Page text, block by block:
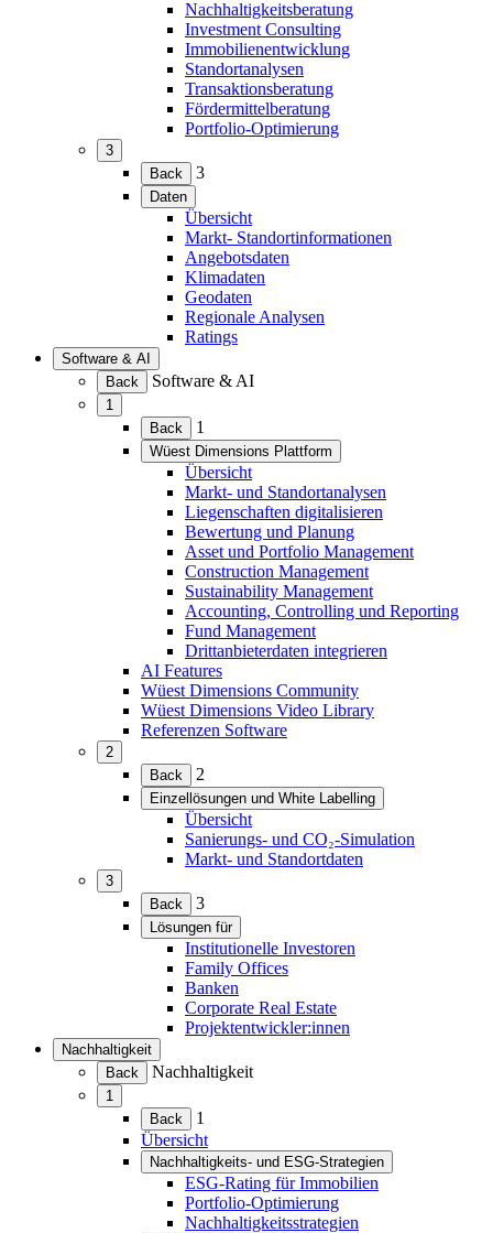
Nachhaltigkeitsberatung
Investment Consulting
Immobilienentwicklung
Standortanalysen
Transaktionsberatung
Fördermittelberatung
Portfolio-Optimierung
3
(Menü
erweitern)
Back 3
Daten
(Menü
erweitern)
Übersicht
Markt- Standortinformationen
Angebotsdaten
Klimadaten
Geodaten
Regionale Analysen
Ratings
Software & AI
(Menü
erweitern)
Back Software & AI
1
(Menü
erweitern)
Back 1
Wüest Dimensions Plattform
(Menü
erweitern)
Übersicht
Markt- und Standortanalysen
Liegenschaften digitalisieren
Bewertung und Planung
Asset und Portfolio Management
Construction Management
Sustainability Management
Accounting, Controlling und Reporting
Fund Management
Drittanbieterdaten integrieren
AI Features
Wüest Dimensions Community
Wüest Dimensions Video Library
Referenzen Software
2
(Menü
erweitern)
Back 2
Einzellösungen und White Labelling
(Menü
erweitern)
Übersicht
Sanierungs- und CO₂-Simulation
Markt- und Standortdaten
3
(Menü
erweitern)
Back 3
Lösungen für
(Menü
erweitern)
Institutionelle Investoren
Family Offices
Banken
Corporate Real Estate
Projektentwickler:innen
Nachhaltigkeit
(Menü
erweitern)
Back Nachhaltigkeit
1
(Menü
erweitern)
Back
1
Übersicht
Nachhaltigkeits- und ESG-Strategien
(Menü
erweitern)
ESG-Rating für Immobilien
Portfolio-Optimierung
Nachhaltigkeitsstrategien